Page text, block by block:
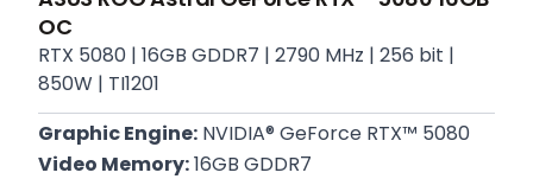
OC
RTX 5080 | 16GB GDDR7 | 2790 MHz | 256 bit |
850W | TI1201
Graphic Engine: NVIDIA® GeForce RTX™ 5080
Video Memory: 16GB GDDR7